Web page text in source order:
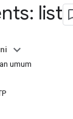
list
umum